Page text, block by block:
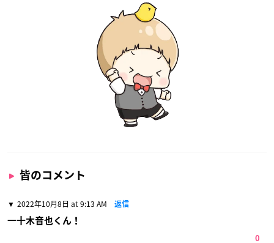
皆のコメント
2022年10月8日 at 9:13 AM 返信
一十木音也くん！
0